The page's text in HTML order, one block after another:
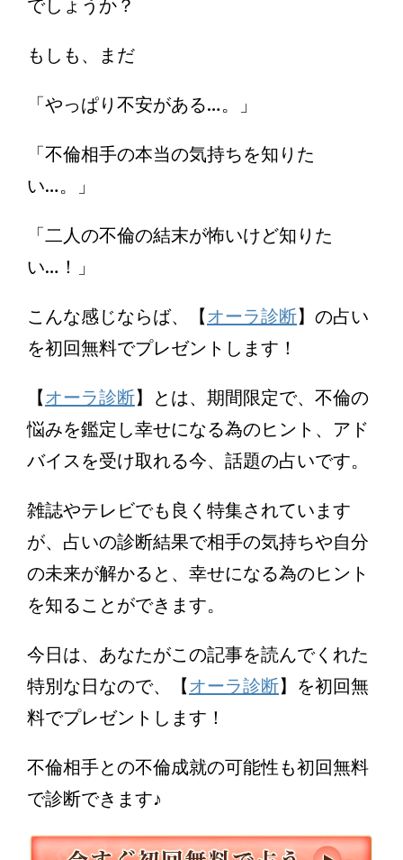
でしょうか？
もしも、まだ
「やっぱり不安がある…。」
「不倫相手の本当の気持ちを知りた
い…。」
「二人の不倫の結末が怖いけど知りた
い…！」
こんな感じならば、【オーラ診断】の占い
を初回無料でプレゼントします！
【オーラ診断】とは、期間限定で、不倫の
悩みを鑑定し幸せになる為のヒント、アド
バイスを受け取れる今、話題の占いです。
雑誌やテレビでも良く特集されています
が、占いの診断結果で相手の気持ちや自分
の未来が解かると、幸せになる為のヒント
を知ることができます。
今日は、あなたがこの記事を読んでくれた
特別な日なので、【オーラ診断】を初回無
料でプレゼントします！
不倫相手との不倫成就の可能性も初回無料
で診断できます♪